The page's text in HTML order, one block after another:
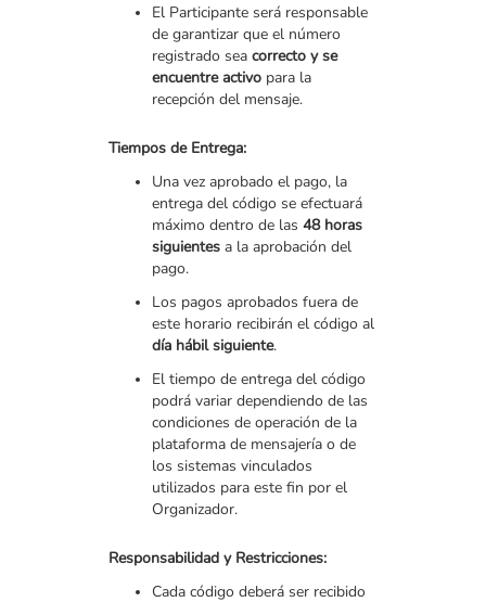
El Participante será responsable
de garantizar que el número
registrado sea correcto y se
encuentre activo para la
recepción del mensaje.
Tiempos de Entrega:
Una vez aprobado el pago, la
entrega del código se efectuará
máximo dentro de las 48 horas
siguientes a la aprobación del
pago.
Los pagos aprobados fuera de
este horario recibirán el código al
día hábil siguiente.
El tiempo de entrega del código
podrá variar dependiendo de las
condiciones de operación de la
plataforma de mensajería o de
los sistemas vinculados
utilizados para este fin por el
Organizador.
Responsabilidad y Restricciones:
Cada código deberá ser recibido